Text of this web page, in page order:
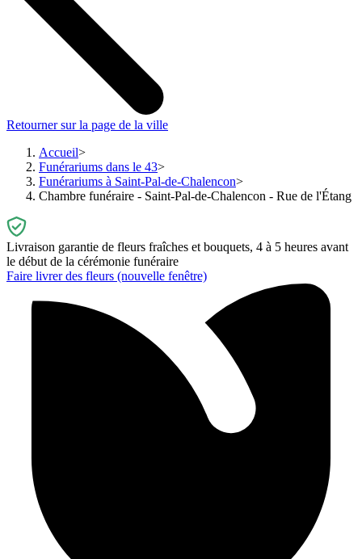
Retourner sur la page de la ville
Accueil
Funérariums dans le 43
Funérariums à Saint-Pal-de-Chalencon
Chambre funéraire - Saint-Pal-de-Chalencon - Rue de l'Étang
Livraison garantie de fleurs fraîches et bouquets, 4 à 5 heures avant
le début de la cérémonie funéraire
Faire livrer des fleurs (nouvelle fenêtre)